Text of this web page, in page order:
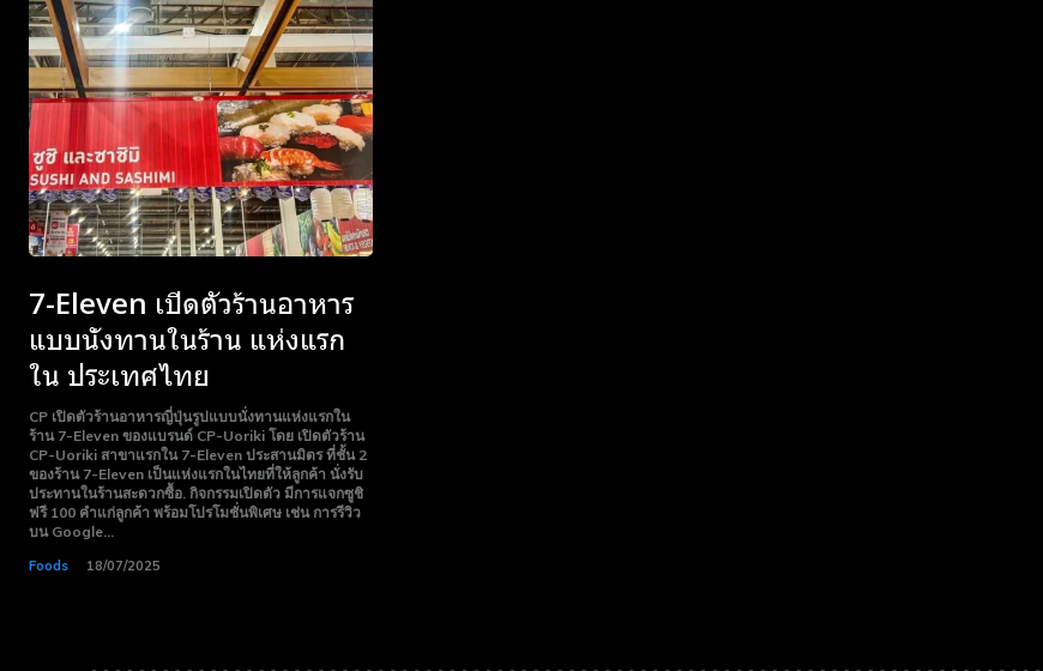
Subscribe now
To access
premium
content
Free
15 Day
Trial
Monthly or
Yearly
Memberships
Professional
Subscribe now
To access
premium
content
Free
15 Day
Trial
Monthly or
Yearly
Memberships
Professional
7-Eleven เปิดตัวร้านอาหาร
แบบนั่งทานในร้าน แห่งแรก
ใน ประเทศไทย
CP เปิดตัวร้านอาหารญี่ปุ่นรูปแบบนั่งทานแห่งแรกใน
ร้าน 7-Eleven ของแบรนด์ CP-Uoriki โดย เปิดตัวร้าน
CP-Uoriki สาขาแรกใน 7-Eleven ประสานมิตร ที่ชั้น 2
ของร้าน 7-Eleven เป็นแห่งแรกในไทยที่ให้ลูกค้า นั่งรับ
ประทานในร้านสะดวกซื้อ. กิจกรรมเปิดตัว มีการแจกซูชิ
ฟรี 100 คำแก่ลูกค้า พร้อมโปรโมชั่นพิเศษ เช่น การรีวิว
บน Google...
Foods 18/07/2025